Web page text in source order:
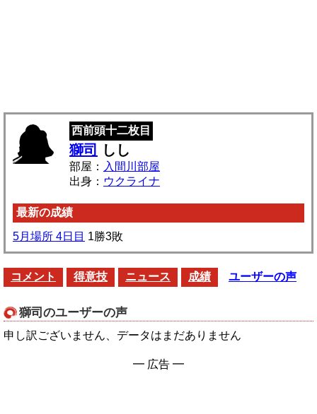
西前頭十二枚目
獅司 しし
部屋： 入間川部屋
出身： ウクライナ
最新の成績
5月場所 4日目 1勝3敗
コメント 得意技 ニュース 成績 ユーザーの声
獅司のユーザーの声
申し訳ございません、データはまだありません
━ 広告 ━